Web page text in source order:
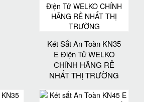
Két Sắt An Toàn KN35
E Điện Tử WELKO
CHÍNH HÃNG RẺ
NHẤT THỊ TRƯỜNG